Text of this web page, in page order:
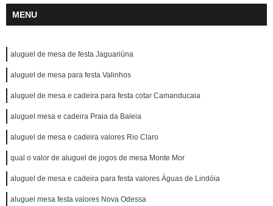
MENU
aluguel de mesa de festa Jaguariúna
aluguel de mesa para festa Valinhos
aluguel de mesa e cadeira para festa cotar Camanducaia
aluguel mesa e cadeira Praia da Baleia
aluguel de mesa e cadeira valores Rio Claro
qual o valor de aluguel de jogos de mesa Monte Mor
aluguel de mesa e cadeira para festa valores Águas de Lindóia
aluguel mesa festa valores Nova Odessa